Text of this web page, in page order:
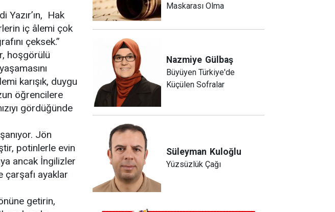
Yazır’ın, Hak
iç âlemi çok
çeksek.”
hoşgörülü
karışık, duygu
öğrencilere
gördüğünde
Jön
potinlerle evin
ancak İngilizler
çarşafı ayaklar
getirin,
Maskarası Olma
Nazmiye Gülbaş
Büyüyen Türkiye'de
Küçülen Sofralar
Süleyman Kuloğlu
Yüzsüzlük Çağı